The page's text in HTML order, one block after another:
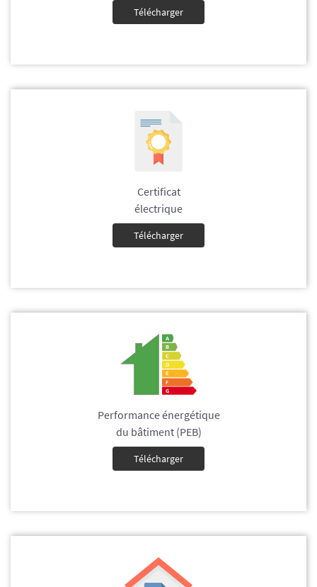
Télécharger
Certificat
électrique
Télécharger
Performance énergétique
du bâtiment (PEB)
Télécharger